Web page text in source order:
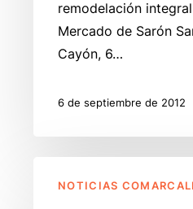
remodelación
Mercado de Sarón
Cayón, 6…
6 de septiembre de 2012
NOTICIAS